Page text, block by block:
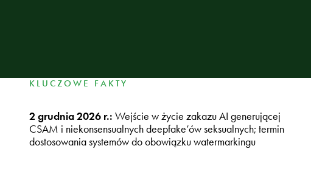
KLUCZOWE FAKTY
2 grudnia 2026 r.:Wejście w życie zakazu AI generującej
CSAM i niekonsensualnych deepfake’ów seksualnych; termin
dostosowania systemów do obowiązku watermarkingu